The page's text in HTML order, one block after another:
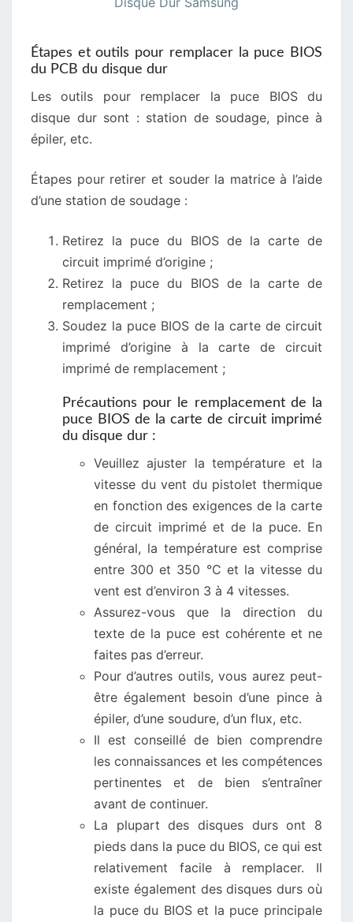
Étapes et outils pour remplacer la puce BIOS
du PCB du disque dur
Les outils pour remplacer la puce BIOS du
disque dur sont : station de soudage, pince à
épiler, etc.
Étapes pour retirer et souder la matrice à l’aide
d’une station de soudage :
Retirez la puce du BIOS de la carte de
circuit imprimé d’origine ;
Retirez la puce du BIOS de la carte de
remplacement ;
Soudez la puce BIOS de la carte de circuit
imprimé d’origine à la carte de circuit
imprimé de remplacement ;
Précautions pour le remplacement de la
puce BIOS de la carte de circuit imprimé
du disque dur :
Veuillez ajuster la température et la
vitesse du vent du pistolet thermique
en fonction des exigences de la carte
de circuit imprimé et de la puce. En
général, la température est comprise
entre 300 et 350 °C et la vitesse du
vent est d’environ 3 à 4 vitesses.
Assurez-vous que la direction du
texte de la puce est cohérente et ne
faites pas d’erreur.
Pour d’autres outils, vous aurez peut-
être également besoin d’une pince à
épiler, d’une soudure, d’un flux, etc.
Il est conseillé de bien comprendre
les connaissances et les compétences
pertinentes et de bien s’entraîner
avant de continuer.
La plupart des disques durs ont 8
pieds dans la puce du BIOS, ce qui est
relativement facile à remplacer. Il
existe également des disques durs où
la puce du BIOS et la puce principale